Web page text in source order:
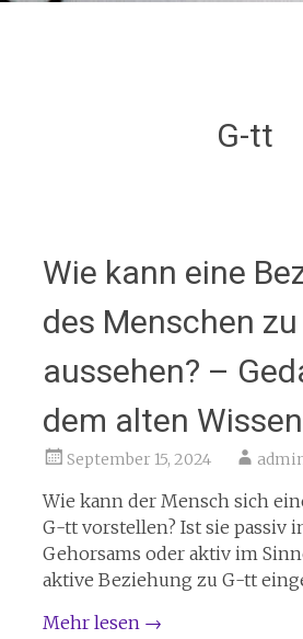
G-tt
Wie kann eine
des Menschen
aussehen? –
dem alten Wissen
September 15, 2024
Wie kann der Mensch sich
G-tt vorstellen? Ist sie passiv
Gehorsams oder aktiv im
aktive Beziehung zu G-tt
Mehr lesen →